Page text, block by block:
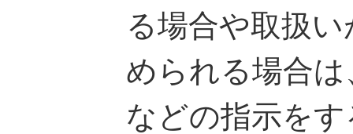
る場合や取扱
められる場合
などの指示を